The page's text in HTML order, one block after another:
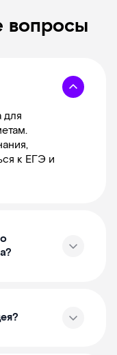
вопросы
к ЕГЭ и